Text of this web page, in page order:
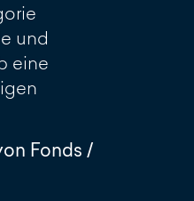
und
eine
Fonds /